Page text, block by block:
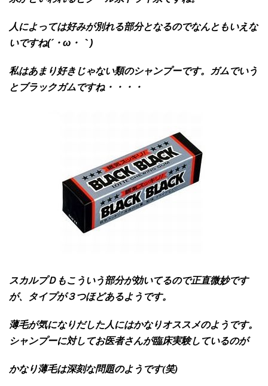
人によっては好みが別れる部分となるのでなんともいえな
いですね(´・ω・｀)
私はあまり好きじゃない類のシャンプーです。ガムでいう
とブラックガムですね・・・・
スカルプＤもこういう部分が効いてるので正直微妙です
が、タイプが３つほどあるようです。
薄毛が気になりだした人にはかなりオススメのようです。
シャンプーに対してお医者さんが臨床実験しているのが
かなり薄毛は深刻な問題のようです(笑)